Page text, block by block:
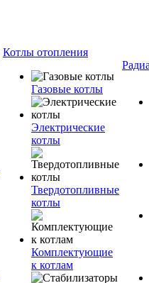
Котлы отопления
Газовые котлы
Электрические
котлы
Твердотопливные
котлы
Комплектующие
к котлам